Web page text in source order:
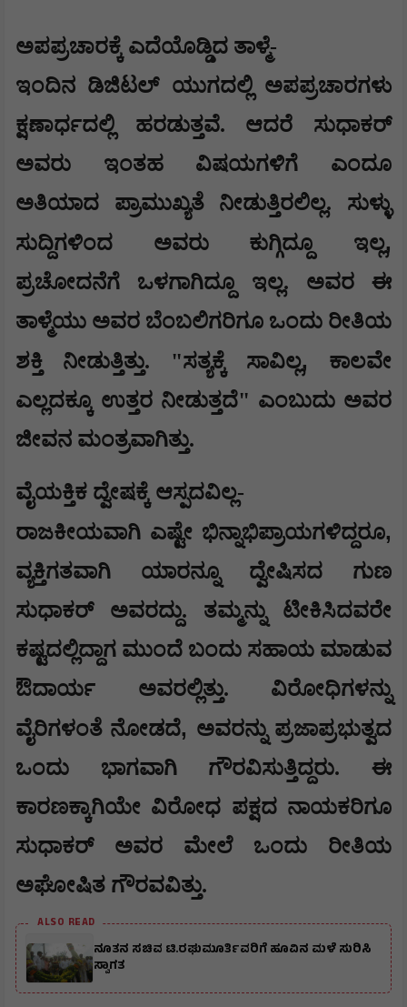
ಅಪಪ್ರಚಾರಕ್ಕೆ ಎದೆಯೊಡ್ಡಿದ ತಾಳ್ಮೆ-
ಇಂದಿನ ಡಿಜಿಟಲ್ ಯುಗದಲ್ಲಿ ಅಪಪ್ರಚಾರಗಳು
ಕ್ಷಣಾರ್ಧದಲ್ಲಿ ಹರಡುತ್ತವೆ. ಆದರೆ ಸುಧಾಕರ್
ಅವರು ಇಂತಹ ವಿಷಯಗಳಿಗೆ ಎಂದೂ
ಅತಿಯಾದ ಪ್ರಾಮುಖ್ಯತೆ ನೀಡುತ್ತಿರಲಿಲ್ಲ. ಸುಳ್ಳು
ಸುದ್ದಿಗಳಿಂದ ಅವರು ಕುಗ್ಗಿದ್ದೂ ಇಲ್ಲ,
ಪ್ರಚೋದನೆಗೆ ಒಳಗಾಗಿದ್ದೂ ಇಲ್ಲ. ಅವರ ಈ
ತಾಳ್ಮೆಯು ಅವರ ಬೆಂಬಲಿಗರಿಗೂ ಒಂದು ರೀತಿಯ
ಶಕ್ತಿ ನೀಡುತ್ತಿತ್ತು. "ಸತ್ಯಕ್ಕೆ ಸಾವಿಲ್ಲ, ಕಾಲವೇ
ಎಲ್ಲದಕ್ಕೂ ಉತ್ತರ ನೀಡುತ್ತದೆ" ಎಂಬುದು ಅವರ
ಜೀವನ ಮಂತ್ರವಾಗಿತ್ತು.
ವೈಯಕ್ತಿಕ ದ್ವೇಷಕ್ಕೆ ಆಸ್ಪದವಿಲ್ಲ-
ರಾಜಕೀಯವಾಗಿ ಎಷ್ಟೇ ಭಿನ್ನಾಭಿಪ್ರಾಯಗಳಿದ್ದರೂ,
ವ್ಯಕ್ತಿಗತವಾಗಿ ಯಾರನ್ನೂ ದ್ವೇಷಿಸದ ಗುಣ
ಸುಧಾಕರ್ ಅವರದ್ದು. ತಮ್ಮನ್ನು ಟೀಕಿಸಿದವರೇ
ಕಷ್ಟದಲ್ಲಿದ್ದಾಗ ಮುಂದೆ ಬಂದು ಸಹಾಯ ಮಾಡುವ
ಔದಾರ್ಯ ಅವರಲ್ಲಿತ್ತು. ವಿರೋಧಿಗಳನ್ನು
ವೈರಿಗಳಂತೆ ನೋಡದೆ, ಅವರನ್ನು ಪ್ರಜಾಪ್ರಭುತ್ವದ
ಒಂದು ಭಾಗವಾಗಿ ಗೌರವಿಸುತ್ತಿದ್ದರು. ಈ
ಕಾರಣಕ್ಕಾಗಿಯೇ ವಿರೋಧ ಪಕ್ಷದ ನಾಯಕರಿಗೂ
ಸುಧಾಕರ್ ಅವರ ಮೇಲೆ ಒಂದು ರೀತಿಯ
ಅಘೋಷಿತ ಗೌರವವಿತ್ತು.
ALSO READ
ನೂತನ ಸಚಿವ ಟಿ.ರಘುಮೂರ್ತಿವರಿಗೆ ಹೂವಿನ ಮಳೆ ಸುರಿಸಿ
ಸ್ವಾಗತ